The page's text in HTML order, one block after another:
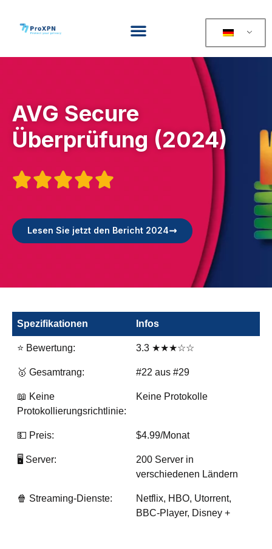
AVG Secure
Überprüfung (2024)

Lesen Sie jetzt den Bericht 2024
Spezifikationen Infos
⭐ Bewertung: 3.3 ★★★☆☆
🥇 Gesamtrang: #22 aus #29
📖 Keine
Protokollierungsrichtlinie:
Keine Protokolle
💵 Preis: $4.99/Monat
🖥️ Server:
200 Server in
verschiedenen Ländern
🍿 Streaming-Dienste:
Netflix, HBO, Utorrent,
BBC-Player, Disney +